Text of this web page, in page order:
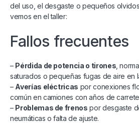
del uso, el desgaste o pequeños
vemos en el taller:
Fallos frecuentes
– Pérdida de potencia o tirones ,
saturados o pequeñas fugas de aire en
– Averías eléctricas por conexiones
común en camiones con años de
– Problemas de frenos por desgaste
neumáticas o falta de ajuste.